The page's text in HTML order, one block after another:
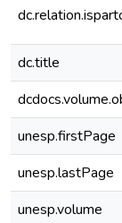
dc.title
unesp.firstPage
unesp.lastPage
unesp.volume